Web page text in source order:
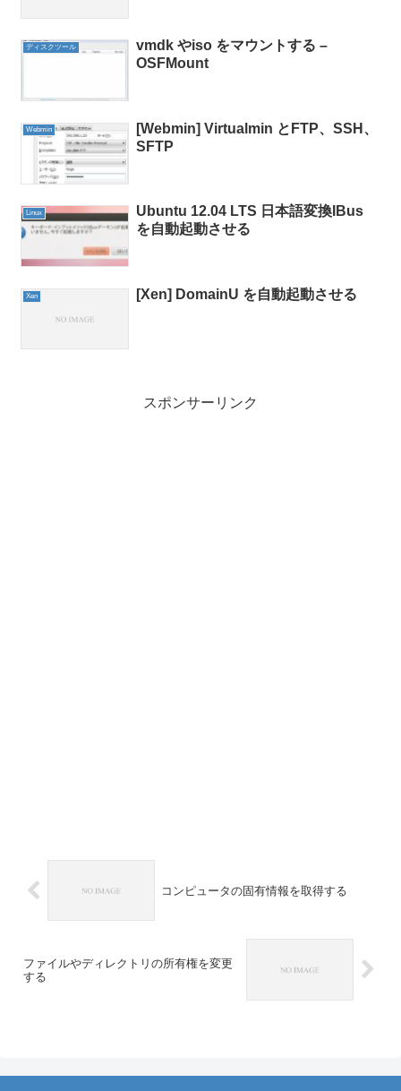
ディスクツール
vmdk やiso をマウントする –
OSFMount
Webmin
[Webmin] Virtualmin とFTP、SSH、
SFTP
Linux
Ubuntu 12.04 LTS 日本語変換IBus
を自動起動させる
Xen [Xen] DomainU を自動起動させる
スポンサーリンク
コンピュータの固有情報を取得する
ファイルやディレクトリの所有権を変更
する